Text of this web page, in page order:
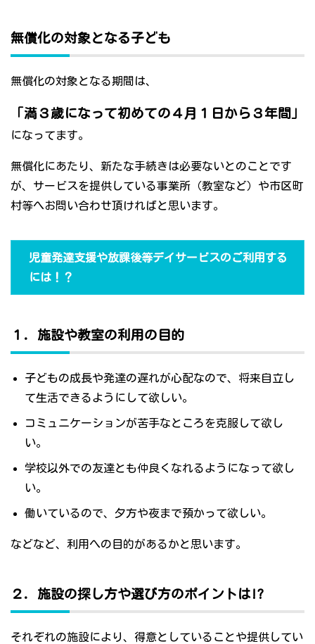
無償化の対象となる子ども
無償化の対象となる期間は、
「満３歳になって初めての４月１日から３年間」
になってます。
無償化にあたり、新たな手続きは必要ないとのことです
が、サービスを提供している事業所（教室など）や市区町
村等へお問い合わせ頂ければと思います。
児童発達支援や放課後等デイサービスのご利用する
には！？
１．施設や教室の利用の目的
子どもの成長や発達の遅れが心配なので、将来自立し
て生活できるようにして欲しい。
コミュニケーションが苦手なところを克服して欲し
い。
学校以外での友達とも仲良くなれるようになって欲し
い。
働いているので、夕方や夜まで預かって欲しい。
などなど、利用への目的があるかと思います。
２．施設の探し方や選び方のポイントは!?
それぞれの施設により、得意としていることや提供してい